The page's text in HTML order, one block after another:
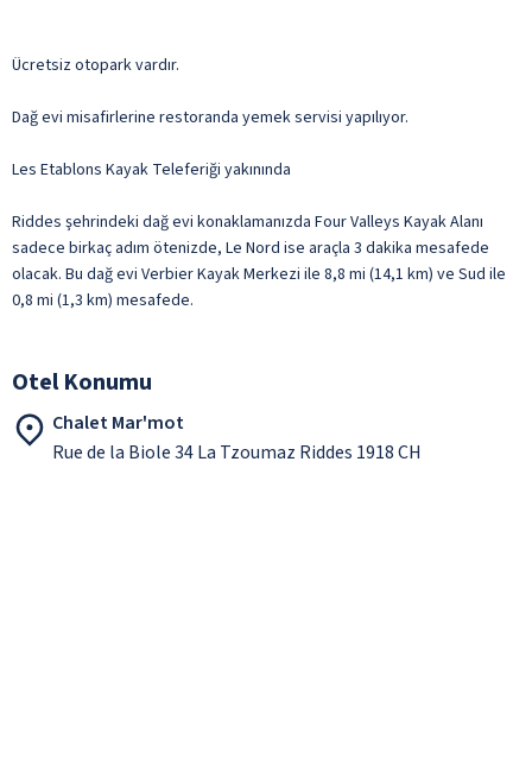
Ücretsiz otopark vardır.
Dağ evi misafirlerine restoranda yemek servisi yapılıyor.
Les Etablons Kayak Teleferiği yakınında
Riddes şehrindeki dağ evi konaklamanızda Four Valleys Kayak Alanı
sadece birkaç adım ötenizde, Le Nord ise araçla 3 dakika mesafede
olacak. Bu dağ evi Verbier Kayak Merkezi ile 8,8 mi (14,1 km) ve Sud ile
0,8 mi (1,3 km) mesafede.
Otel Konumu
Chalet Mar'mot
Rue de la Biole 34 La Tzoumaz Riddes 1918 CH